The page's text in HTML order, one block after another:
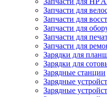
Запчасти для
Запчасти для
Запчасти для
Запчасти для
Запчасти для
Зарядки для
Зарядки для
Зарядные станции
Зарядные
Зарядные